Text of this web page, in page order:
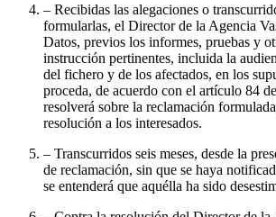
– Recibidas las alegaciones o
formularlas, el Director de la Agencia
Datos, previos los informes, pruebas y
instrucción pertinentes, incluida la
del fichero y de los afectados, en los
proceda, de acuerdo con el artículo 84
resolverá sobre la reclamación
resolución a los interesados.
– Transcurridos seis meses, desde la
de reclamación, sin que se haya
se entenderá que aquélla ha sido